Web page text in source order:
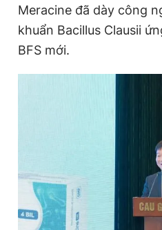
Meracine đã dày công
khuẩn Bacillus Clausii
BFS mới.